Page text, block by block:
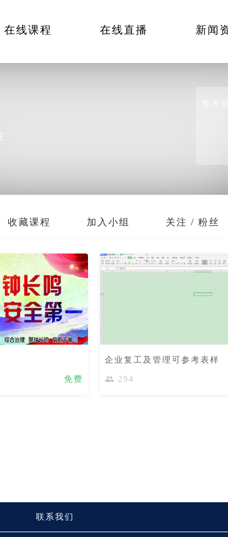
在线课程 在线直播 新闻
收藏课程 加入小组 关注 / 粉丝
免费
企业复工及管理可参考表样
294
联系我们